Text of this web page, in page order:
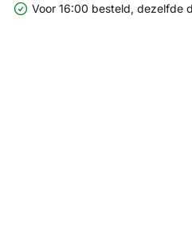
Voor 16:00 besteld, dezelfde